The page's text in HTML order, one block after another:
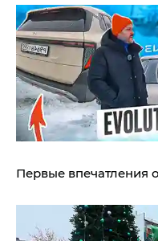
Первые впечатления